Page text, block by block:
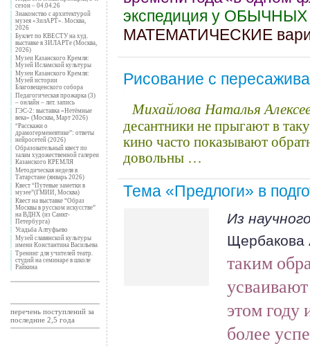
сезон – 04.04.26
Знакомство с архитектурой
музея «ЗилАРТ». Москва,
2026
Буклет по КВЕСТУ на худ.
выставке в ЗИЛАРТе (Москва,
2026)
Музеи Казанского Кремля:
Музей Исламской культуры
Музеи Казанского Кремля:
Музей истории
Благовещенского собора
Педагогическая прожарка (3)
– онлайн – лит. запись
ГЭС-2: выставка «Нетёмные
века» (Москва, Март 2026)
“Расскажи о
драмогерменевтике”: ответы
нейросетей (2026)
Образовательный квест по
залам художественной галереи
Казанского КРЕМЛЯ
Методическая неделя в
Татарстане (январь 2026)
Квест “Путевые заметки в
музее”(ГМИИ, Москва)
Квест на выставке “Образ
Москвы в русском искусстве”
на ВДНХ (из Санкт-
Петербурга)
Усадьба Алтуфьево
Музей славянской культуры
имени Константина Васильева
Тренинг для учителей театр.
студий на семинаре в школе
Райкина
перечень поступлений за
последние 2,5 года
экспедиция у
МАТЕМАТИЧЕСКИЕ
Рисование с
Михайлова Наталья
десантники не прыгают в
кино часто показывают
довольны …
Тема «Предлоги» в
Из
Щербакова
таким
этом году
более